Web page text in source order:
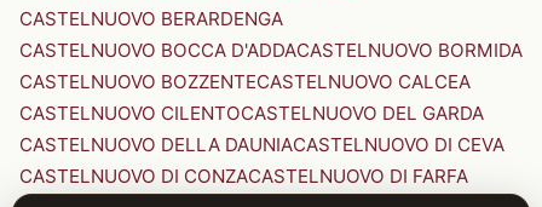
CASTELNUOVO BERARDENGA
CASTELNUOVO BOCCA D'ADDACASTELNUOVO BORMIDA
CASTELNUOVO BOZZENTECASTELNUOVO CALCEA
CASTELNUOVO CILENTOCASTELNUOVO DEL GARDA
CASTELNUOVO DELLA DAUNIACASTELNUOVO DI CEVA
CASTELNUOVO DI CONZACASTELNUOVO DI FARFA